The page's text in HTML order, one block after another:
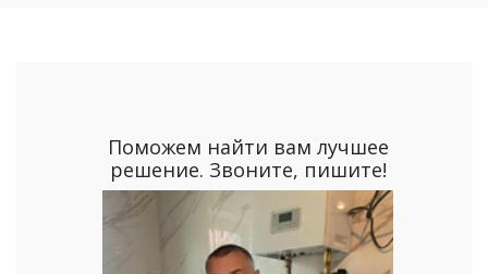
Поможем найти вам лучшее
решение. Звоните, пишите!